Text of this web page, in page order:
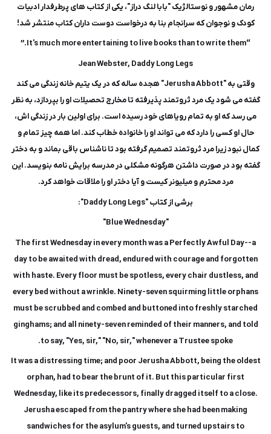
رمان مشهور و نوستالژیک "بابا لنگ دراز"، یکی از کتاب های پرطرفدار ادبیات
کودک و نوجوان که سرانجام بنا به درخواست دوست داران کتاب منتشر شد!
“It's much more entertaining to live books than to write them.”
Jean Webster, Daddy Long Legs
وقتی به "Jerusha Abbott" هجده ساله که در یک یتیم خانه زندگی می کند
گفته می شود یک مرد ثروتمند پذیرفته تا مخارج تحصیلات او را بپردازد، به نظر
می رسد که او به تمام رویاهای خود رسیده است. برای اولین بار در زندگی اش،
حال او کسی را دارد که می تواند او را خانواده خطاب کند. اما همه چیز تمام و
کمال نبود زیرا مرد ثروتمند تصمیم گرفته بود تا ناشناس باقی بماند و به دختر
گفته بود در صورت داشتن هرگونه مشکلی در مدرسه برایش نامه بنویسد. این
مرد محترم و میلیونر کیست و آیا دختر او را ملاقات خواهد کرد.
برشی از کتاب "Daddy Long Legs":
"Blue Wednesday"
The first Wednesday in every month was a Perfectly Awful Day--a
day to be awaited with dread, endured with courage and forgotten
with haste. Every floor must be spotless, every chair dustless, and
every bed without a wrinkle. Ninety-seven squirming little orphans
must be scrubbed and combed and buttoned into freshly starched
ginghams; and all ninety-seven reminded of their manners, and told
to say, "Yes, sir," "No, sir," whenever a Trustee spoke.
It was a distressing time; and poor Jerusha Abbott, being the oldest
orphan, had to bear the brunt of it. But this particular first
Wednesday, like its predecessors, finally dragged itself to a close.
Jerusha escaped from the pantry where she had been making
sandwiches for the asylum's guests, and turned upstairs to